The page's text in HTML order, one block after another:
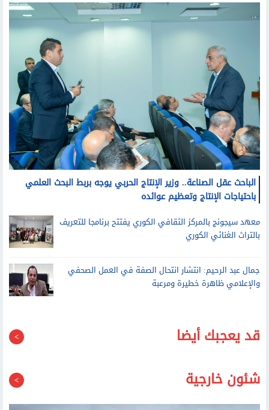
مصر
الباحث عقل الصناعة.. وزير الإنتاج الحربي يوجه بربط البحث العلمي
باحتياجات الإنتاج وتعظيم عوائده
معهد سيجونج بالمركز الثقافي الكوري يفتتح برنامجا للتعريف
بالتراث الغنائي الكوري
والإعلامي ظاهرة خطيرة ومرعبة
قد يعجبك أيضا